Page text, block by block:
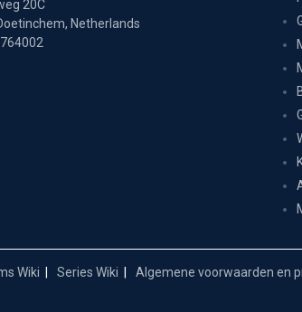
20C
Netherlands
Wiki Series Wiki Algemene voorwaarden en